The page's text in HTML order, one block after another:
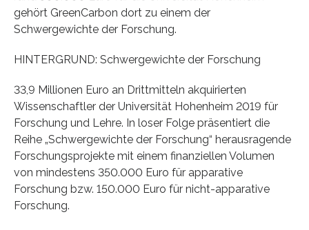
gehört GreenCarbon dort zu einem der
Schwergewichte der Forschung.
HINTERGRUND: Schwergewichte der Forschung
33,9 Millionen Euro an Drittmitteln akquirierten
Wissenschaftler der Universität Hohenheim 2019 für
Forschung und Lehre. In loser Folge präsentiert die
Reihe „Schwergewichte der Forschung“ herausragende
Forschungsprojekte mit einem finanziellen Volumen
von mindestens 350.000 Euro für apparative
Forschung bzw. 150.000 Euro für nicht-apparative
Forschung.